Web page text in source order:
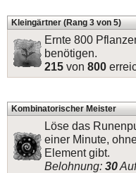
Kleingärtner (Rang 3 von 5)
Ernte 800
benötigen.
215 von 800
Kombinatorischer Meister
Löse das
einer Minute,
Element gibt.
Belohnung: 30